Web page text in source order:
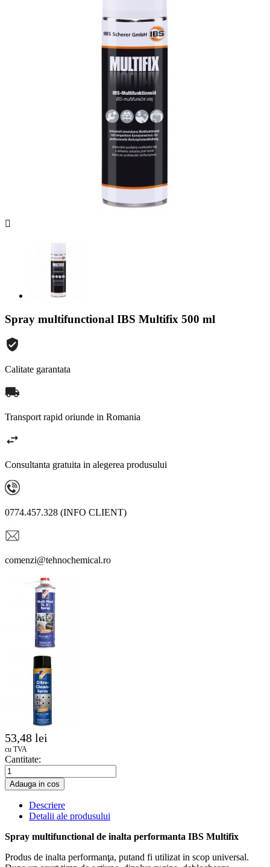

Spray multifunctional IBS Multifix 500 ml
Calitate garantata
Transport rapid oriunde in Romania
Consultanta gratuita in alegerea produsului
0774.457.328 (INFO CLIENT)
comenzi@tehnochemical.ro
53,48 lei
cu TVA
Cantitate:
Adauga in cos
Descriere
Detalii ale produsului
Spray multifunctional de inalta performanta IBS Multifix
Produs de inalta performanţa, putand fi utilizat in scop universal.